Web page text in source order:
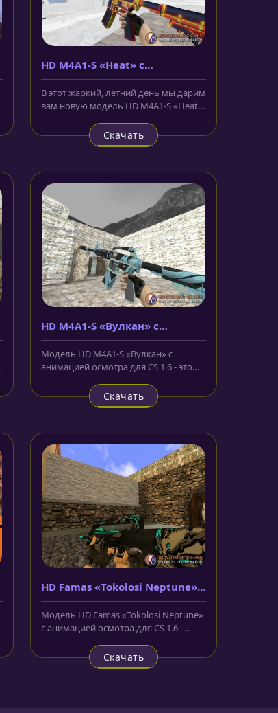
HD M4A1-S «Heat» с
анимацией осмотра
В этот жаркий, летний день мы дарим
вам новую модель HD M4A1-S «Heat»
Скачать
HD M4A1-S «Вулкан» с
анимацией осмотра
Модель HD M4A1-S «Вулкан» с
анимацией осмотра для CS 1.6 - это
Скачать
HD Famas «Tokolosi Neptune» с
анимацией осмотра
Модель HD Famas «Tokolosi Neptune»
с анимацией осмотра для CS 1.6 -
Скачать